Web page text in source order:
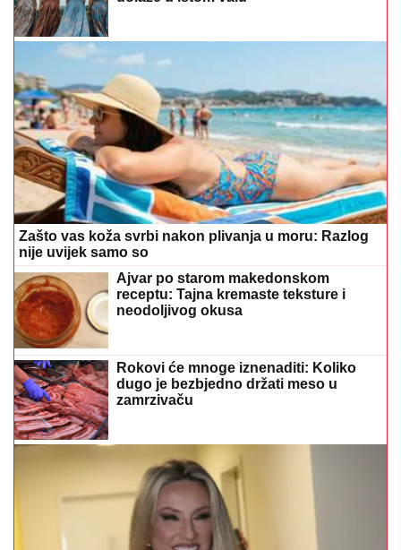
Zašto vas koža svrbi nakon plivanja u moru: Razlog
nije uvijek samo so
Ajvar po starom makedonskom
receptu: Tajna kremaste teksture i
neodoljivog okusa
Rokovi će mnoge iznenaditi: Koliko
dugo je bezbjedno držati meso u
zamrzivaču